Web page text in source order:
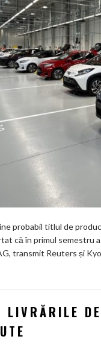
probabil titlul de
că în primul semestru
transmit Reuters și
LIVRĂRILE